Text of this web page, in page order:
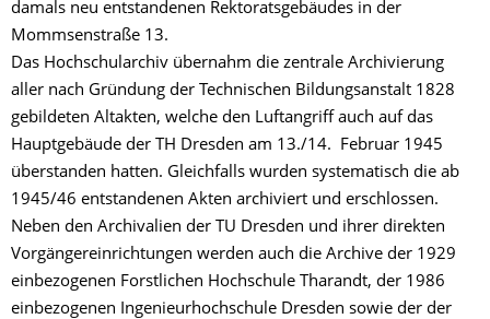
damals neu entstandenen Rektoratsgebäudes in der
Mommsenstraße 13.
Das Hochschularchiv übernahm die zentrale Archivierung
aller nach Gründung der Technischen Bildungsanstalt 1828
gebildeten Altakten, welche den Luftangriff auch auf das
Hauptgebäude der TH Dresden am 13./14. Februar 1945
überstanden hatten. Gleichfalls wurden systematisch die ab
1945/46 entstandenen Akten archiviert und erschlossen.
Neben den Archivalien der TU Dresden und ihrer direkten
Vorgängereinrichtungen werden auch die Archive der 1929
einbezogenen Forstlichen Hochschule Tharandt, der 1986
einbezogenen Ingenieurhochschule Dresden sowie der der